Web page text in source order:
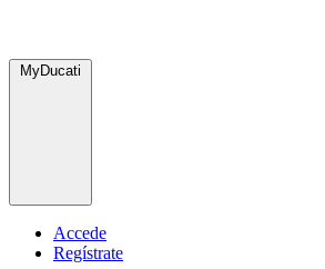
MyDucati
Accede
Regístrate